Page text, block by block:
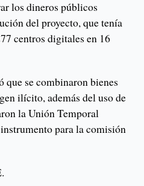
los dineros públicos
del proyecto, que tenía
centros digitales en 16
se combinaron bienes
ilícito, además del uso de
la Unión Temporal
para la comisión